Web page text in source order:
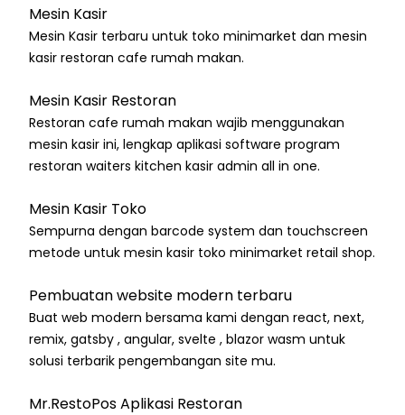
Mesin Kasir
Mesin Kasir terbaru untuk toko minimarket dan mesin
kasir restoran cafe rumah makan.
Mesin Kasir Restoran
Restoran cafe rumah makan wajib menggunakan
mesin kasir ini, lengkap aplikasi software program
restoran waiters kitchen kasir admin all in one.
Mesin Kasir Toko
Sempurna dengan barcode system dan touchscreen
metode untuk mesin kasir toko minimarket retail shop.
Pembuatan website modern terbaru
Buat web modern bersama kami dengan react, next,
remix, gatsby , angular, svelte , blazor wasm untuk
solusi terbarik pengembangan site mu.
Mr.RestoPos Aplikasi Restoran